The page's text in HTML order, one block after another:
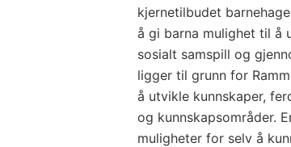
kjernetilbudet
å gi barna mulighet til å
sosialt samspill og
ligger til grunn for
å utvikle kunnskaper,
og kunnskapsområder.
muligheter for selv å